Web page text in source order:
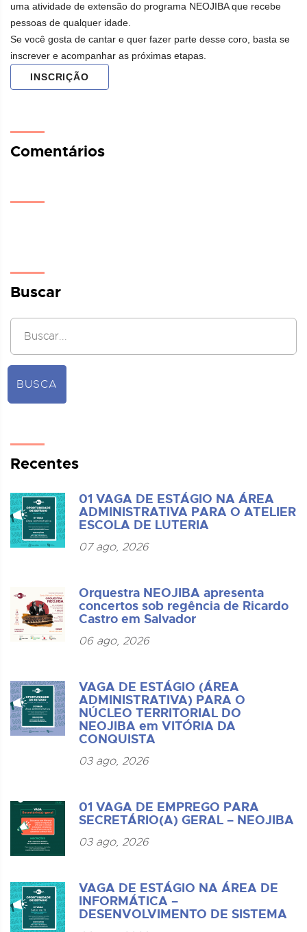
uma atividade de extensão do programa NEOJIBA que recebe
pessoas de qualquer idade.
Se você gosta de cantar e quer fazer parte desse coro, basta se
inscrever e acompanhar as próximas etapas.
INSCRIÇÃO
Comentários
Buscar
BUSCA
Recentes
01 VAGA DE ESTÁGIO NA ÁREA
ADMINISTRATIVA PARA O ATELIER
ESCOLA DE LUTERIA
07 ago, 2026
Orquestra NEOJIBA apresenta
concertos sob regência de Ricardo
Castro em Salvador
06 ago, 2026
VAGA DE ESTÁGIO (ÁREA
ADMINISTRATIVA) PARA O
NÚCLEO TERRITORIAL DO
NEOJIBA em VITÓRIA DA
CONQUISTA
03 ago, 2026
01 VAGA DE EMPREGO PARA
SECRETÁRIO(A) GERAL – NEOJIBA
03 ago, 2026
VAGA DE ESTÁGIO NA ÁREA DE
INFORMÁTICA –
DESENVOLVIMENTO DE SISTEMA